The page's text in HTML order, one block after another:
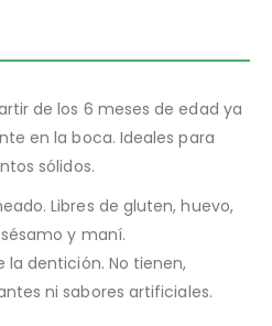
de los 6 meses de edad ya
en la boca. Ideales para
sólidos.
Libres de gluten, huevo,
y maní.
la dentición. No tienen,
ni sabores artificiales.